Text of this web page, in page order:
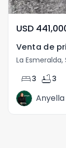
USD
La
bed3 bathtub3